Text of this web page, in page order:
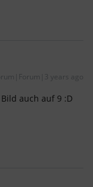
years ago
auch auf 9 :D